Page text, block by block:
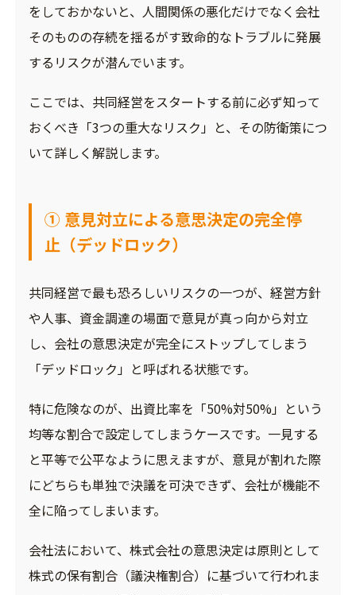
をしておかないと、人間関係の悪化だけでなく会社
そのものの存続を揺るがす致命的なトラブルに発展
するリスクが潜んでいます。
ここでは、共同経営をスタートする前に必ず知って
おくべき「3つの重大なリスク」と、その防衛策につ
いて詳しく解説します。
① 意見対立による意思決定の完全停
止（デッドロック）
共同経営で最も恐ろしいリスクの一つが、経営方針
や人事、資金調達の場面で意見が真っ向から対立
し、会社の意思決定が完全にストップしてしまう
「デッドロック」と呼ばれる状態です。
特に危険なのが、出資比率を「50%対50%」という
均等な割合で設定してしまうケースです。一見する
と平等で公平なように思えますが、意見が割れた際
にどちらも単独で決議を可決できず、会社が機能不
全に陥ってしまいます。
会社法において、株式会社の意思決定は原則として
株式の保有割合（議決権割合）に基づいて行われま